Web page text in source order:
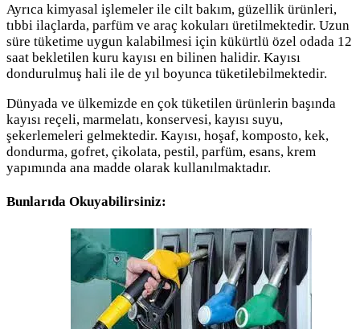
Ayrıca kimyasal işlemeler ile cilt bakım, güzellik ürünleri,
tıbbi ilaçlarda, parfüm ve araç kokuları üretilmektedir. Uzun
süre tüketime uygun kalabilmesi için kükürtlü özel odada 12
saat bekletilen kuru kayısı en bilinen halidir. Kayısı
dondurulmuş hali ile de yıl boyunca tüketilebilmektedir.
Dünyada ve ülkemizde en çok tüketilen ürünlerin başında
kayısı reçeli, marmelatı, konservesi, kayısı suyu,
şekerlemeleri gelmektedir. Kayısı, hoşaf, komposto, kek,
dondurma, gofret, çikolata, pestil, parfüm, esans, krem
yapımında ana madde olarak kullanılmaktadır.
Bunlarıda Okuyabilirsiniz: